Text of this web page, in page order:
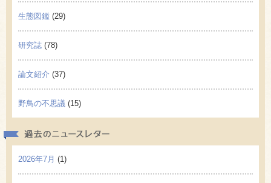
生態図鑑 (29)
研究誌 (78)
論文紹介 (37)
野鳥の不思議 (15)
2026年7月 (1)